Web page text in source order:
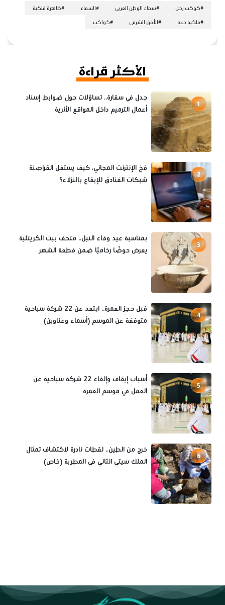
#كوكب زحل #سماء الوطن العربي #السماء #ظاهرة فلكية
#فلكية جدة #الأفق الشرقي #كواكب
الأكثر قراءة
1
جدل في سقارة.. تساؤلات حول ضوابط إسناد
أعمال الترميم داخل المواقع الأثرية
2
فخ الإنترنت المجاني، كيف يستغل القراصنة
شبكات الفنادق للإيقاع بالنزلاء؟
3
بمناسبة عيد وفاء النيل.. متحف بيت الكريتلية
يعرض حوضًا رخاميًا ضمن قطعة الشهر
4
قبل حجز العمرة.. ابتعد عن 22 شركة سياحية
متوقفة عن الموسم (أسماء وعناوين)
5
أسباب إيقاف وإلغاء 22 شركة سياحية عن
العمل في موسم العمرة
6
خرج من الطين.. لقطات نادرة لاكتشاف تمثال
الملك سيتي الثاني في المطرية (خاص)